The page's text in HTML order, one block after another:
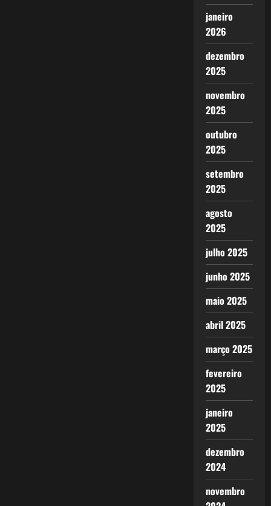
janeiro
2026
dezembro
2025
novembro
2025
outubro
2025
setembro
2025
agosto
2025
julho 2025
junho 2025
maio 2025
abril 2025
março 2025
fevereiro
2025
janeiro
2025
dezembro
2024
novembro